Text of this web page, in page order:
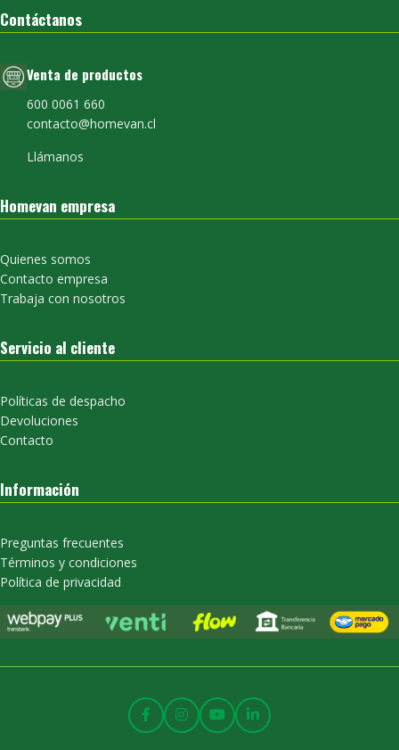
Contáctanos
Venta de productos
600 0061 660
contacto@homevan.cl
Llámanos
Homevan empresa
Quienes somos
Contacto empresa
Trabaja con nosotros
Servicio al cliente
Políticas de despacho
Devoluciones
Contacto
Información
Preguntas frecuentes
Términos y condiciones
Política de privacidad